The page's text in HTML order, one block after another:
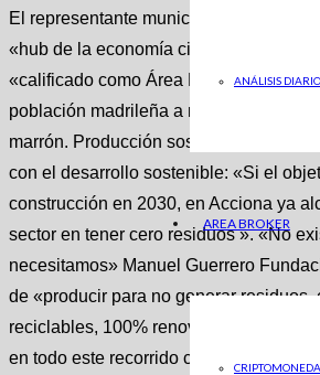
ANÁLISIS
AREA BROKER
El representante municipal también
«hub de la economía circular en
«calificado como Área Demostrativa
población madrileña a nuevos hábitos
marrón. Producción sostenible
con el desarrollo sostenible: «Si el
construcción en 2030, en Acciona ya
sector en tener cero residuos ». «No
necesitamos» Manuel Guerrero
de «producir para no generar
reciclables, 100% renovables». En
en todo este recorrido circular («por